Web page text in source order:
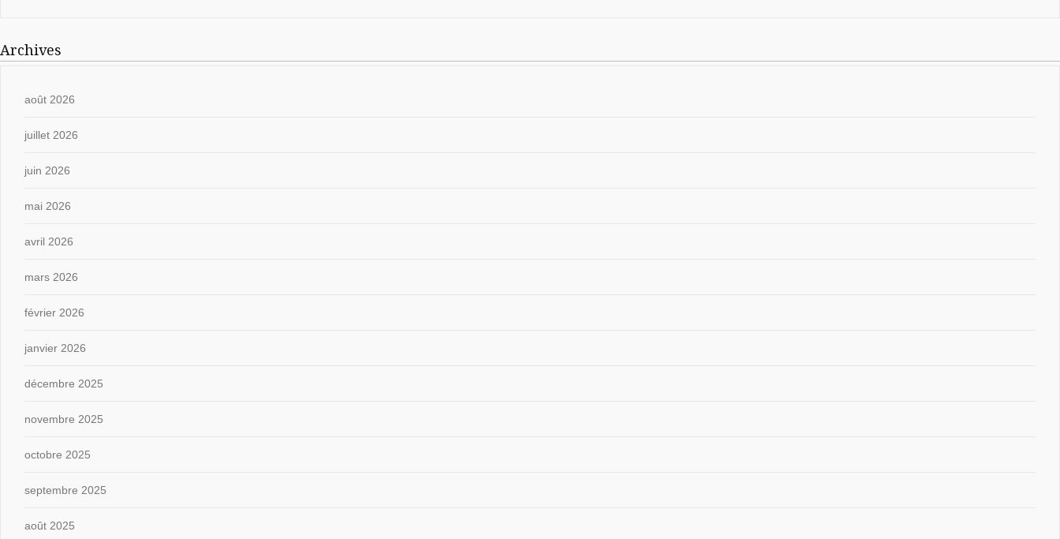
Archives
août 2026
juillet 2026
juin 2026
mai 2026
avril 2026
mars 2026
février 2026
janvier 2026
décembre 2025
novembre 2025
octobre 2025
septembre 2025
août 2025